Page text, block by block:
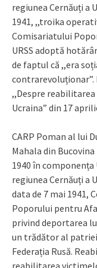
regiunea Cernăuți a
1941, ,,troika
Comisariatului
URSS adoptă
de faptul că ,,era
,,Despre
Ucraina” din 17
CARP Poman al lui
Mahala din
1940 în
regiunea Cernăuți a
data de 7 mai 1941,
Poporului pentru
privind deportarea
un trădător al
Federația Rusă.